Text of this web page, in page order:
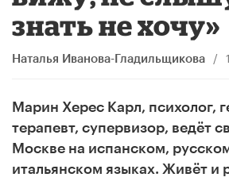
знать не хочу»
Наталья Иванова-Гладильщикова /
Марин Херес Карл, психолог,
терапевт, супервизор, ведёт
Москве на испанском,
итальянском языках. Живёт и